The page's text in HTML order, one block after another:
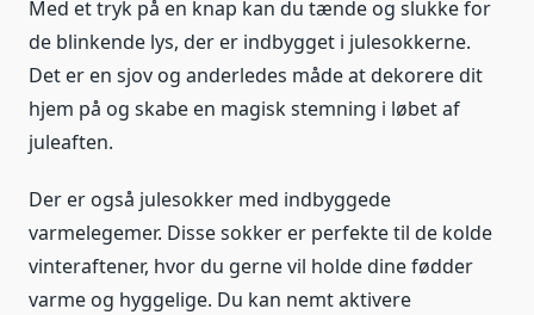
Med et tryk på en knap kan du tænde og slukke for
de blinkende lys, der er indbygget i julesokkerne.
Det er en sjov og anderledes måde at dekorere dit
hjem på og skabe en magisk stemning i løbet af
juleaften.
Der er også julesokker med indbyggede
varmelegemer. Disse sokker er perfekte til de kolde
vinteraftener, hvor du gerne vil holde dine fødder
varme og hyggelige. Du kan nemt aktivere